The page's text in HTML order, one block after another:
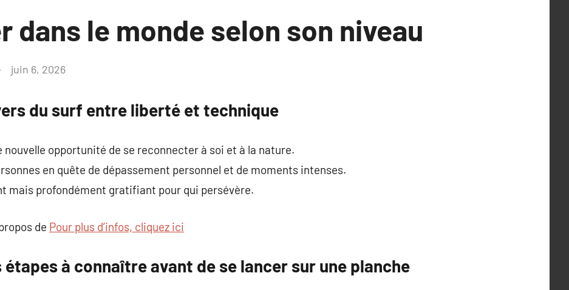
dans le monde selon son niveau
juin 6, 2026
du surf entre liberté et technique
nouvelle opportunité de se reconnecter à soi et à la nature.
en quête de dépassement personnel et de moments intenses.
mais profondément gratifiant pour qui persévère.
de Pour plus d’infos, cliquez ici
à connaître avant de se lancer sur une planche